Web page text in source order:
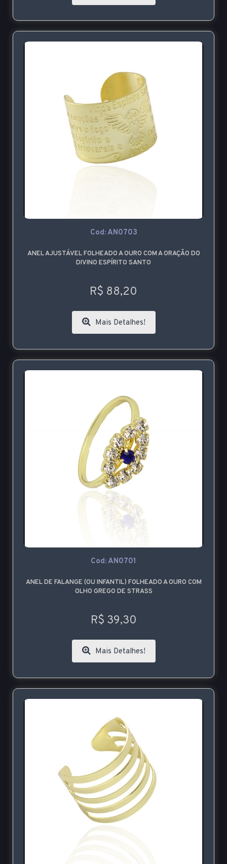
Cod: AN0703
ANEL AJUSTÁVEL FOLHEADO A OURO COM A ORAÇÃO DO
DIVINO ESPÍRITO SANTO
R$ 88,20
Mais Detalhes!
Cod: AN0701
ANEL DE FALANGE (OU INFANTIL) FOLHEADO A OURO COM
OLHO GREGO DE STRASS
R$ 39,30
Mais Detalhes!